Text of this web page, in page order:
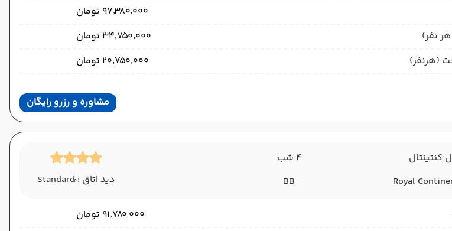
۹۷٬۳۸۰٬۰۰۰ تومان
نفر)
۳۴٬۷۵۰٬۰۰۰ تومان
(هرنفر)
۲۰٬۷۵۰٬۰۰۰ تومان
مشاوره و رزرو رایگان
کنتینتال
Royal
4 شب
BB
دید اتاق : ُStandard
۹۱٬۷۸۰٬۰۰۰ تومان